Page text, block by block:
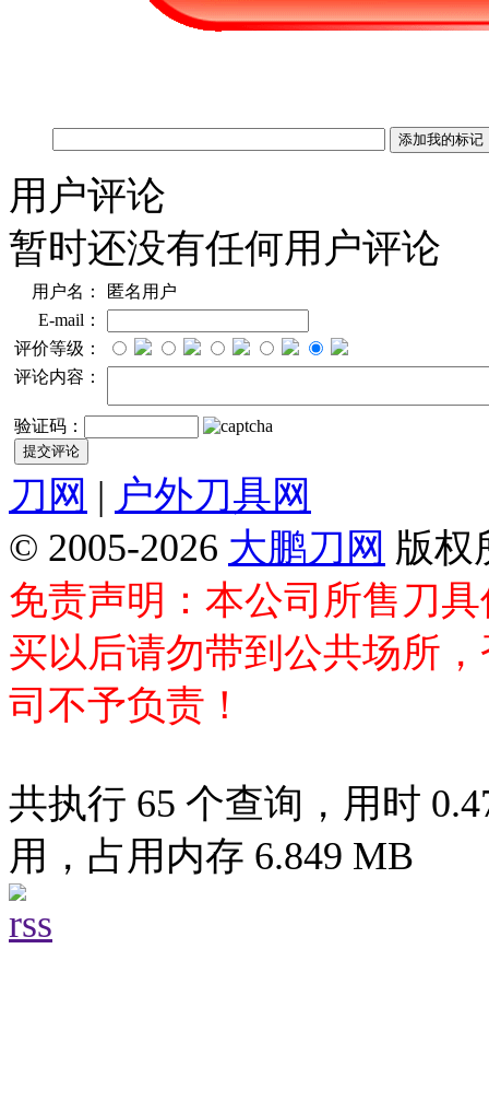
用户评论
暂时还没有任何用户评论
用户名：
匿名用户
E-mail：
评价等级：
评论内容：
验证码：
刀网 | 户外刀具网
© 2005-2026 大鹏刀网 版权
免责声明：本公司所售刀
买以后请勿带到公共场所
司不予负责！
共执行 65 个查询，用时
用，占用内存 6.849 MB